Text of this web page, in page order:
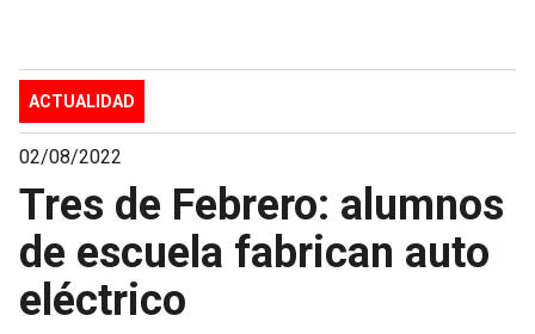
ACTUALIDAD
02/08/2022
Tres de Febrero: alumnos
de escuela fabrican auto
eléctrico